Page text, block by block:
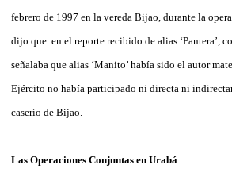
febrero de 1997 en la vereda Bijao, durante la
dijo que en el reporte recibido de alias ‘Pantera’,
señalaba que alias ‘Manito’ había sido el autor
Ejército no había participado ni directa ni
caserío de Bijao.
Las Operaciones Conjuntas en Urabá